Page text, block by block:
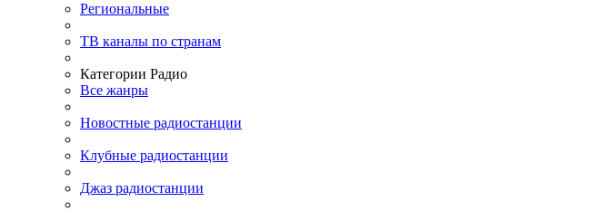
Региональные
ТВ каналы по странам
Категории Радио
Все жанры
Новостные радиостанции
Клубные радиостанции
Джаз радиостанции